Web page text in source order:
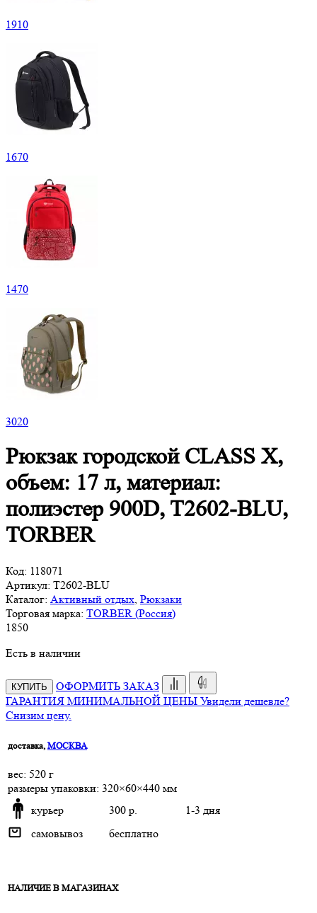
1910
1670
1470
3020
Рюкзак городской CLASS X,
объем: 17 л, материал:
полиэстер 900D, T2602-BLU,
TORBER
Код: 118071
Артикул: T2602-BLU
Каталог: Активный отдых Рюкзаки
Торговая марка: TORBER (Россия)
1 850
Есть в наличии
КУПИТЬ
ОФОРМИТЬ ЗАКАЗ
ГАРАНТИЯ МИНИМАЛЬНОЙ ЦЕНЫ Увидели дешевле?
Снизим цену.
доставка, МОСКВА
веc: 520 г
размеры упаковки: 320×60×440 мм
курьер
300 р.
1-3 дня
самовывоз
бесплатно
НАЛИЧИЕ В МАГАЗИНАХ